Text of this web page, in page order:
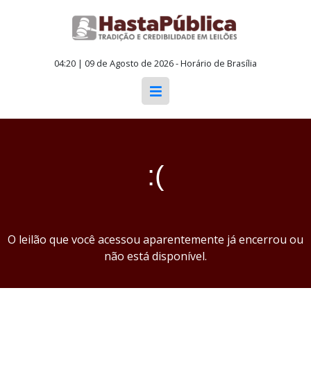
04:20 | 09 de Agosto de 2026 - Horário de Brasília
:(
O leilão que você acessou aparentemente já encerrou ou
não está disponível.